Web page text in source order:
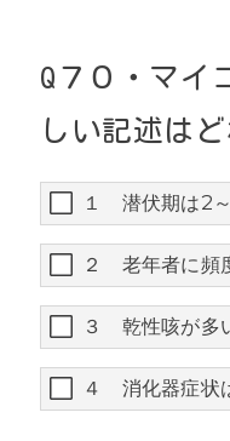
Q ７０・ マイ
しい記述はど
１ 潜伏期は2～
２ 老年者に頻
３ 乾性咳が多
４ 消化器症状